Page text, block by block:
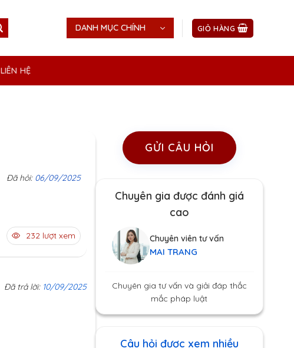
DANH MỤC CHÍNH GIỎ HÀNG
LIÊN HỆ
Đã hỏi: 06/09/2025
232 lượt xem
Đã trả lời: 10/09/2025
GỬI CÂU HỎI
Chuyên gia được đánh giá
cao
Chuyên viên tư vấn
MAI TRANG
Chuyên gia tư vấn và giải đáp thắc
mắc pháp luật
Câu hỏi được xem nhiều